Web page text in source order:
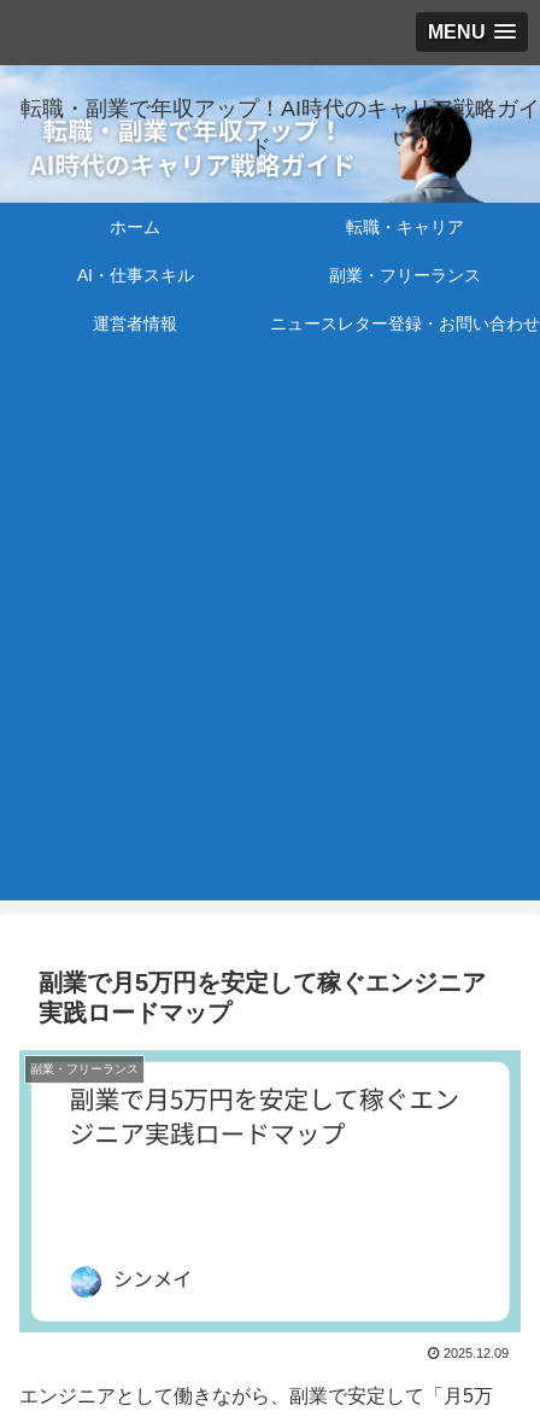
MENU
転職・副業で年収アップ！AI時代のキャリア戦略ガイ
ド
ホーム 転職・キャリア
AI・仕事スキル 副業・フリーランス
運営者情報 ニュースレター登録・お問い合わせ
副業で月5万円を安定して稼ぐエンジニア
実践ロードマップ
副業・フリーランス
2025.12.09
エンジニアとして働きながら、副業で安定して「月5万